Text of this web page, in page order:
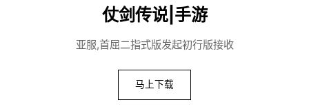
仗剑传说|手游
亚服,首屈二指式版发起初行版接收
马上下载